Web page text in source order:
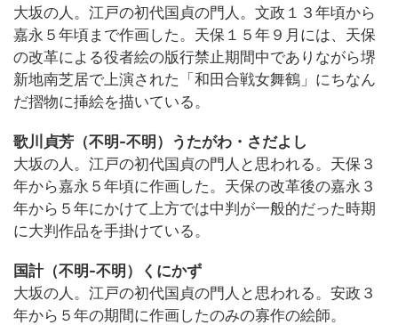
大坂の人。江戸の初代国貞の門人。文政１３年頃から
嘉永５年頃まで作画した。天保１５年９月には、天保
の改革による役者絵の版行禁止期間中でありながら堺
新地南芝居で上演された「和田合戦女舞鶴」にちなん
だ摺物に挿絵を描いている。
歌川貞芳（不明-不明）うたがわ・さだよし
大坂の人。江戸の初代国貞の門人と思われる。天保３
年から嘉永５年頃に作画した。天保の改革後の嘉永３
年から５年にかけて上方では中判が一般的だった時期
に大判作品を手掛けている。
国計（不明-不明）くにかず
大坂の人。江戸の初代国貞の門人と思われる。安政３
年から５年の期間に作画したのみの寡作の絵師。